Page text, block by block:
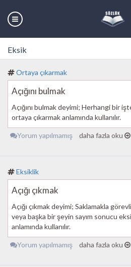
Eksik
Ortaya çıkarmak
Açığını bulmak
Açığını bulmak deyimi; Herhangi bir
ortaya çıkarmak anlamında kullanılır.
Yorum yapılmamış daha fazla oku
Eksiklik
Açığı çıkmak
Açığı çıkmak deyimi; Saklamakla
veya başka bir şeyin sayım sonucu
anlamında kullanılır.
Yorum yapılmamış daha fazla oku